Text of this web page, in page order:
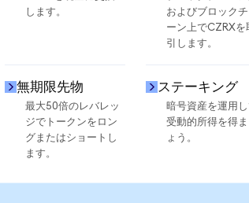
します。
およびブロックチ
ーン上でCZRXを
引します。
無期限先物
最大50倍のレバレッ
ジでトークンをロン
グまたはショートし
ます。
ステーキング
暗号資産を運用
受動的所得を得ま
ょう。